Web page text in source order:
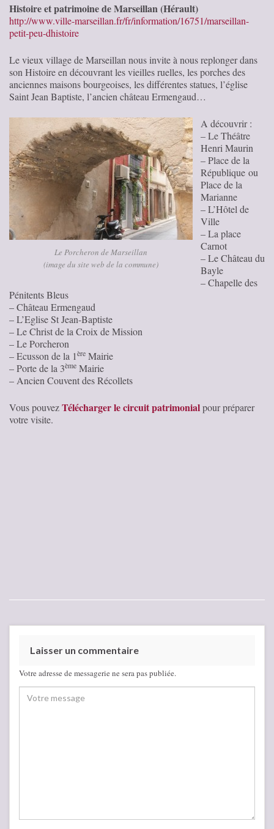
Histoire et patrimoine de Marseillan (Hérault)
http://www.ville-marseillan.fr/fr/information/16751/marseillan-
petit-peu-dhistoire
Le vieux village de Marseillan nous invite à nous replonger dans
son Histoire en découvrant les vieilles ruelles, les porches des
anciennes maisons bourgeoises, les différentes statues, l’église
Saint Jean Baptiste, l’ancien château Ermengaud…
Le Porcheron de Marseillan
(image du site web de la commune)
A découvrir :
– Le Théâtre
Henri Maurin
– Place de la
République ou
Place de la
Marianne
– L’Hôtel de
Ville
– La place
Carnot
– Le Château du
Bayle
– Chapelle des
Pénitents Bleus
– Château Ermengaud
– L’Eglise St Jean-Baptiste
– Le Christ de la Croix de Mission
– Le Porcheron
– Ecusson de la 1ère Mairie
– Porte de la 3ème Mairie
– Ancien Couvent des Récollets
Vous pouvezTélécharger le circuit patrimonialpour préparer
votre visite.
Laisser un commentaire
Votre adresse de messagerie ne sera pas publiée.